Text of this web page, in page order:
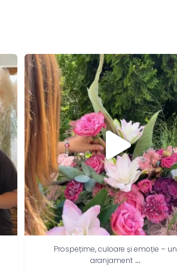
Prospețime, culoare și emoție – un
aranjament ...